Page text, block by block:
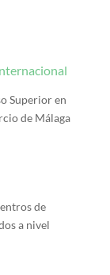
Superior en
de Málaga
de
a nivel